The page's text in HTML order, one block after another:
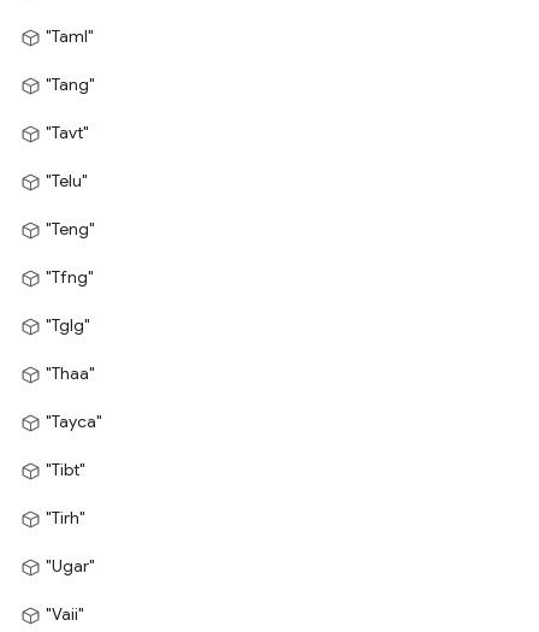
"Taml"
"Tang"
"Tavt"
"Telu"
"Teng"
"Tfng"
"Tglg"
"Thaa"
"Tayca"
"Tibt"
"Tirh"
"Ugar"
"Vaii"